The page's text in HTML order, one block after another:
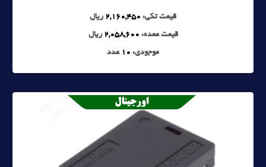
قیمت تکی: 2,160,450 ریال
قیمت عمده: 2,058,600 ریال
موجودی: 10 عدد